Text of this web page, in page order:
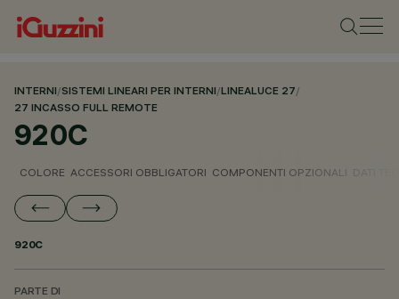
INTERNI/SISTEMI LINEARI PER INTERNI/LINEALUCE 27/
27 INCASSO FULL REMOTE
920C
COLORE ACCESSORI OBBLIGATORI COMPONENTI OPZIONALI
920C
PARTE DI